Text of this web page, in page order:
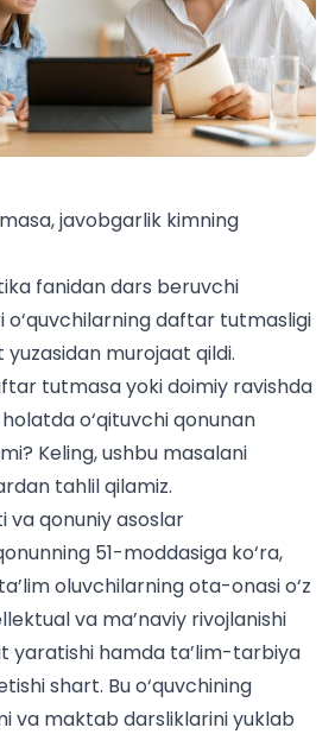
javobgarlik kimning
fanidan dars beruvchi
o‘quvchilarning daftar tutmasligi
yuzasidan murojaat qildi.
tutmasa yoki doimiy ravishda
o‘qituvchi qonunan
Keling, ushbu masalani
tahlil qilamiz.
va qonuniy asoslar
51-moddasiga ko‘ra,
oluvchilarning ota-onasi o‘z
va ma’naviy rivojlanishi
yaratishi hamda ta’lim-tarbiya
shart. Bu o‘quvchining
va maktab darsliklarini yuklab